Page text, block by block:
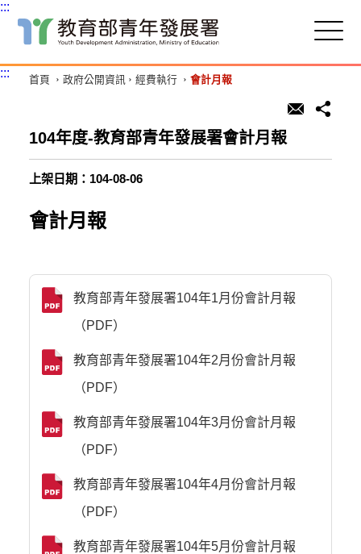
主
要
塊
:::
::: 首頁 政府公開資訊 經費執行 會計月報
104年度-教育部青年發展署會計月報
上架日期：104-08-06
會計月報
教育部青年發展署104年1月份會計月報
（PDF）
教育部青年發展署104年2月份會計月報
（PDF）
教育部青年發展署104年3月份會計月報
（PDF）
教育部青年發展署104年4月份會計月報
（PDF）
教育部青年發展署104年5月份會計月報